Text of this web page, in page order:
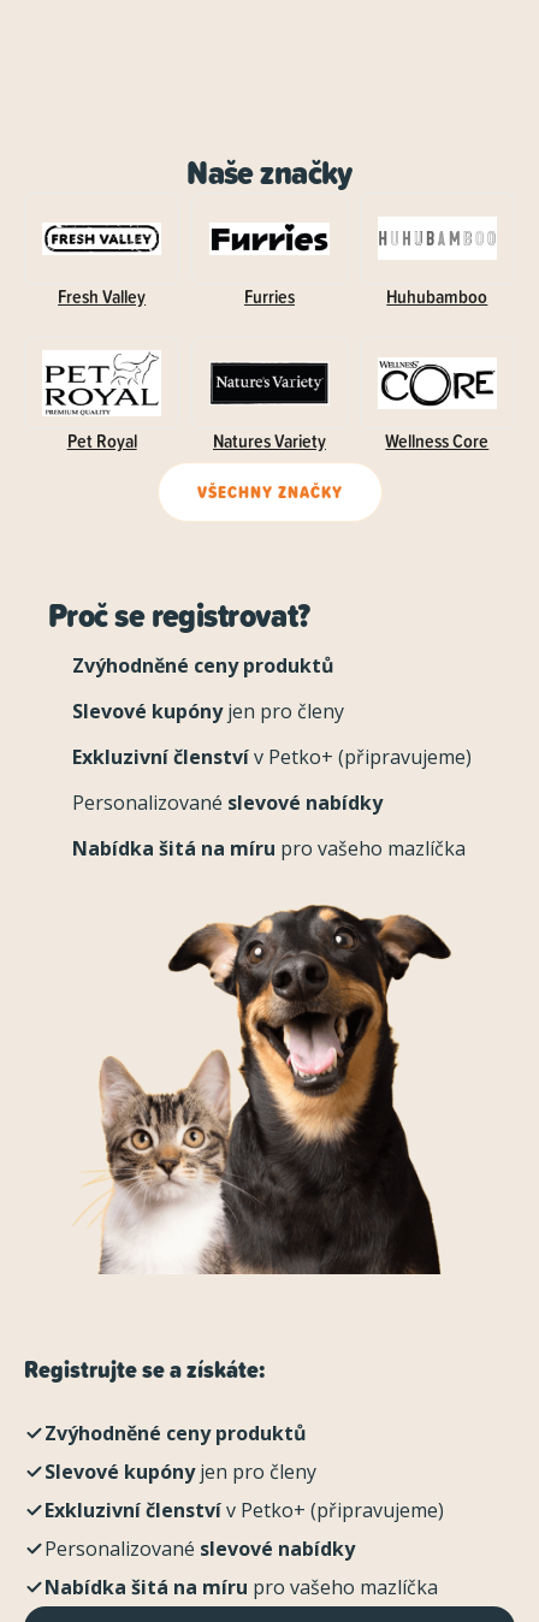
Naše značky
Fresh Valley Furries Huhubamboo
Pet Royal Natures Variety Wellness Core
VŠECHNY ZNAČKY
Proč se registrovat?
Zvýhodněné ceny produktů
Slevové kupónyjen pro členy
Exkluzivní členstvív Petko+ (připravujeme)
Personalizované slevové nabídky
Nabídka šitá na míru pro vašeho mazlíčka
Registrujte se a získáte:
Zvýhodněné ceny produktů
Slevové kupónyjen pro členy
Exkluzivní členstvív Petko+ (připravujeme)
Personalizované slevové nabídky
Nabídka šitá na míru pro vašeho mazlíčka